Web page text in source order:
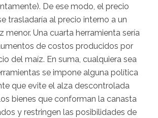
De ese modo, el precio
trasladaría al precio interno a un
menor. Una cuarta herramienta sería
de costos producidos por
del maíz. En suma, cualquiera sea
se impone alguna política
que evite el alza descontrolada
bienes que conforman la canasta
y restringen las posibilidades de